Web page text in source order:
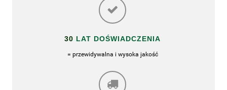
30 LAT DOŚWIADCZENIA
= przewidywalna i wysoka jakość